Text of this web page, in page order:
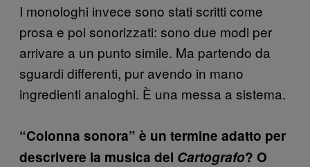
I monologhi invece sono stati scritti come
prosa e poi sonorizzati: sono due modi per
arrivare a un punto simile. Ma partendo da
sguardi differenti, pur avendo in mano
ingredienti analoghi. È una messa a sistema.
“Colonna sonora” è un termine adatto per
descrivere la musica del Cartografo? O